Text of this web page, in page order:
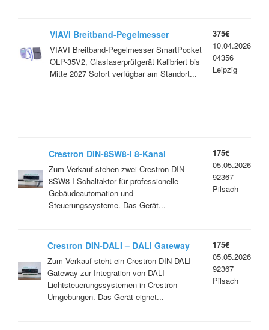
VIAVI Breitband-Pegelmesser
SmartPocket OLP-35V2
VIAVI Breitband-Pegelmesser SmartPocket
OLP-35V2, Glasfaserprüfgerät Kalibriert bis
Mitte 2027 Sofort verfügbar am Standort...
375€
10.04.2026
04356
Leipzig
Crestron DIN-8SW8-I 8-Kanal
Schaltaktor – DIN-Schiene –
gebraucht – sehr guter Zustand
Zum Verkauf stehen zwei Crestron DIN-
8SW8-I Schaltaktor für professionelle
Gebäudeautomation und
Steuerungssysteme. Das Gerät...
175€
05.05.2026
92367
Pilsach
Crestron DIN-DALI – DALI Gateway
Lichtsteuerung – gebraucht
Zum Verkauf steht ein Crestron DIN-DALI
Gateway zur Integration von DALI-
Lichtsteuerungssystemen in Crestron-
Umgebungen. Das Gerät eignet...
175€
05.05.2026
92367
Pilsach